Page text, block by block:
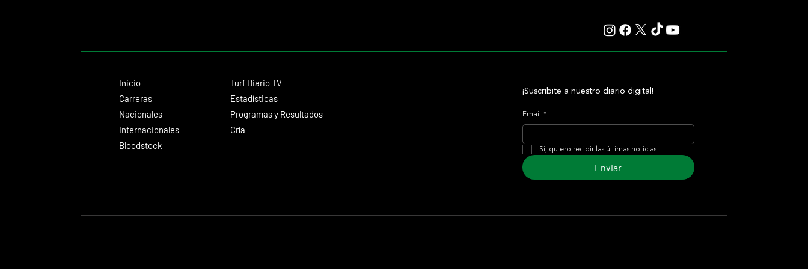
Inicio
Carreras
Nacionales
Internacionales
Bloodstock
Turf Diario TV
Estadísticas
Programas y Resultados
Cría
¡Suscribite a nuestro diario digital!
Email *
Si, quiero recibir las últimas noticias
Enviar